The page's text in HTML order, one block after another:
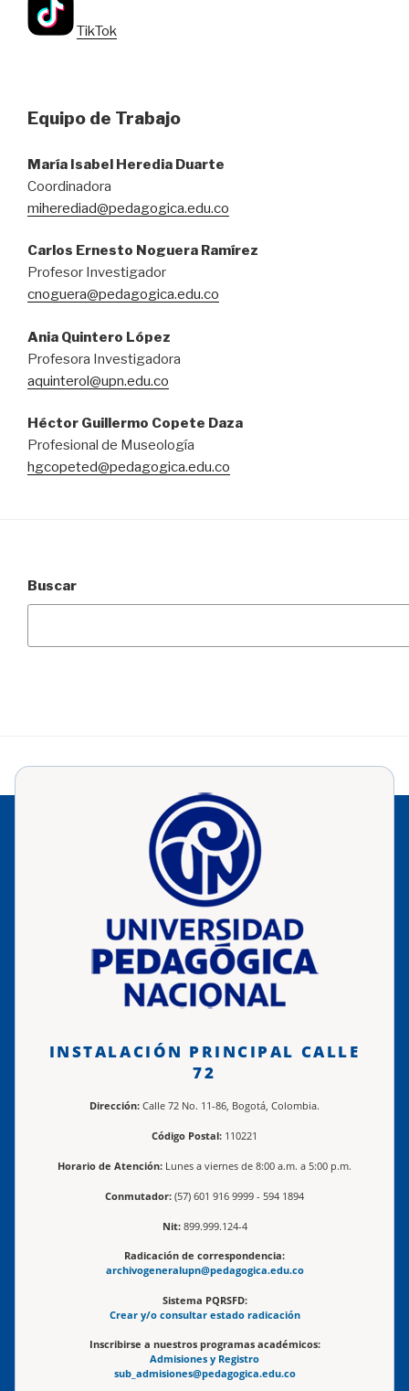
TikTok
Equipo de Trabajo
María Isabel Heredia Duarte
Coordinadora
miherediad@pedagogica.edu.co
Carlos Ernesto Noguera Ramírez
Profesor Investigador
cnoguera@pedagogica.edu.co
Ania Quintero López
Profesora Investigadora
aquinterol@upn.edu.co
Héctor Guillermo Copete Daza
Profesional de Museología
hgcopeted@pedagogica.edu.co
Buscar
INSTALACIÓN PRINCIPAL CALLE
72
Dirección: Calle 72 No. 11-86, Bogotá, Colombia.
Código Postal: 110221
Horario de Atención: Lunes a viernes de 8:00 a.m. a 5:00 p.m.
Conmutador: (57) 601 916 9999 - 594 1894
Nit:899.999.124-4
Radicación de correspondencia:
archivogeneralupn@pedagogica.edu.co
Sistema PQRSFD:
Crear y/o consultar estado radicación
Inscribirse a nuestros programas académicos:
Admisiones y Registro
sub_admisiones@pedagogica.edu.co